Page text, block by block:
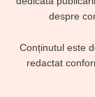
despre
Conținutul este
redactat